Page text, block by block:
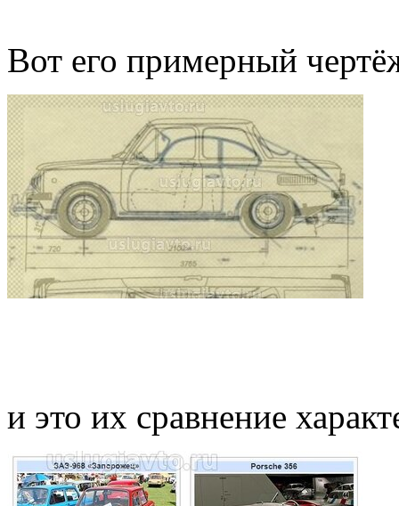
Вот его примерный
и это их сравнение